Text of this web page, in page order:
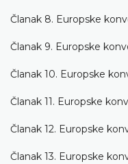
Članak 8. Europske
Članak 9. Europske
Članak 10. Europske
Članak 11. Europske
Članak 12. Europske
Članak 13. Europske